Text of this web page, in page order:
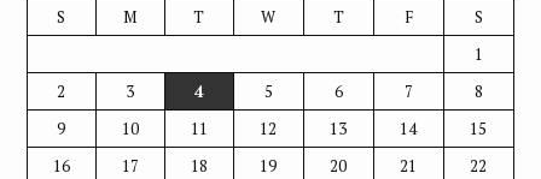
S M T W T F
S
1
2
3 4 5 6 7
8
9
10 11 12 13 14
15
16
17 18 19 20 21
22